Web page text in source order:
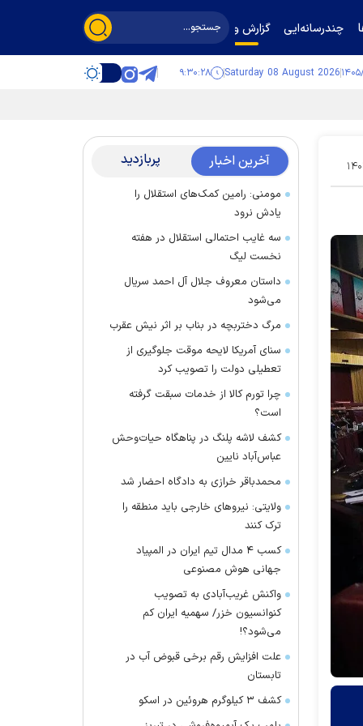
چندرسانه‌ایی گزارش و گفت‌وگو
Saturday 08 August 2026 ۹:۳۰:۲۸
۲۶ آخرین اخبار پربازدید
مومنی: رامین کمک‌های استقلال را
یادش نرود
سه غایب احتمالی استقلال در هفته
نخست لیگ
داستان معروف جلال آل احمد سریال
می‌شود
مرگ دختربچه در بناب بر اثر نیش عقرب
سنای آمریکا لایحه موقت جلوگیری از
تعطیلی دولت را تصویب کرد
چرا تورم کالا از خدمات سبقت گرفته
است؟
کشف لاشه پلنگ در پناهگاه حیات‌وحش
عباس‌آباد نایین
محمدباقر خرازی به دادگاه احضار شد
ولایتی: نیرو‌های خارجی باید منطقه را
ترک کنند
کسب ۴ مدال تیم ایران در المپیاد
جهانی هوش مصنوعی
واکنش غریب‌آبادی به تصویب
کنوانسیون خزر/ سهمیه ایران کم
می‌شود؟!
علت افزایش رقم برخی قبوض آب در
تابستان
کشف ۳ کیلوگرم هروئین در اسکو